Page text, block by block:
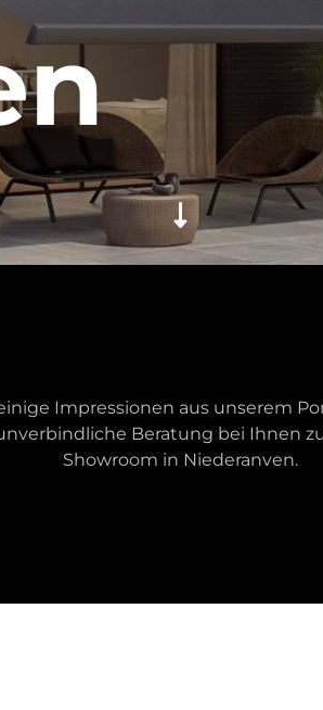
Impressionen aus unserem
Beratung bei Ihnen
Showroom in Niederanven.